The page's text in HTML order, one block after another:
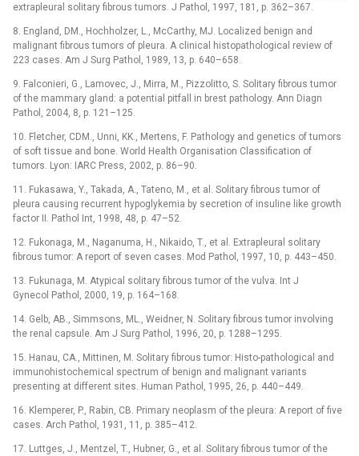
extrapleural solitary fibrous tumors. J Pathol, 1997, 181, p. 362–367.
8. England, DM., Hochholzer, L., McCarthy, MJ. Localized benign and
malignant fibrous tumors of pleura. A clinical histopathological review of
223 cases. Am J Surg Pathol, 1989, 13, p. 640–658.
9. Falconieri, G., Lamovec, J., Mirra, M., Pizzolitto, S. Solitary fibrous tumor
of the mammary gland: a potential pitfall in brest pathology. Ann Diagn
Pathol, 2004, 8, p. 121–125.
10. Fletcher, CDM., Unni, KK., Mertens, F. Pathology and genetics of tumors
of soft tissue and bone. World Health Organisation Classification of
tumors. Lyon: IARC Press, 2002, p. 86–90.
11. Fukasawa, Y., Takada, A., Tateno, M., et al. Solitary fibrous tumor of
pleura causing recurrent hypoglykemia by secretion of insuline like growth
factor II. Pathol Int, 1998, 48, p. 47–52.
12. Fukonaga, M., Naganuma, H., Nikaido, T., et al. Extrapleural solitary
fibrous tumor: A report of seven cases. Mod Pathol, 1997, 10, p. 443–450.
13. Fukunaga, M. Atypical solitary fibrous tumor of the vulva. Int J
Gynecol Pathol, 2000, 19, p. 164–168.
14. Gelb, AB., Simmsons, ML., Weidner, N. Solitary fibrous tumor involving
the renal capsule. Am J Surg Pathol, 1996, 20, p. 1288–1295.
15. Hanau, CA., Mittinen, M. Solitary fibrous tumor: Histo-pathological and
immunohistochemical spectrum of benign and malignant variants
presenting at different sites. Human Pathol, 1995, 26, p. 440–449.
16. Klemperer, P., Rabin, CB. Primary neoplasm of the pleura: A report of five
cases. Arch Pathol, 1931, 11, p. 385–412.
17. Luttges, J., Mentzel, T., Hubner, G., et al. Solitary fibrous tumor of the